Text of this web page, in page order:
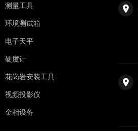
测量工具
环境测试箱
电子天平
硬度计
花岗岩安装工具
视频投影仪
金相设备